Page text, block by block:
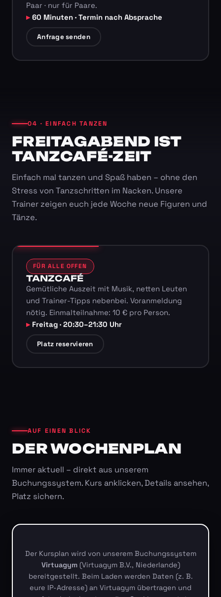
Paar · nur für Paare.
60 Minuten · Termin nach Absprache
Anfrage senden
04 · EINFACH TANZEN
FREITAGABEND IST
TANZCAFÉ-ZEIT
Einfach mal tanzen und Spaß haben – ohne den
Stress von Tanzschritten im Nacken. Unsere
Trainer zeigen euch jede Woche neue Figuren und
Tänze.
FÜR ALLE OFFEN
TANZCAFÉ
Gemütliche Auszeit mit Musik, netten Leuten
und Trainer-Tipps nebenbei. Voranmeldung
nötig. Einmalteilnahme: 10 € pro Person.
Freitag · 20:30–21:30 Uhr
Platz reservieren
AUF EINEN BLICK
DER WOCHENPLAN
Immer aktuell – direkt aus unserem
Buchungssystem. Kurs anklicken, Details ansehen,
Platz sichern.
Der Kursplan wird von unserem Buchungssystem
Virtuagym(Virtuagym B.V., Niederlande)
bereitgestellt. Beim Laden werden Daten (z. B.
eure IP-Adresse) an Virtuagym übertragen und